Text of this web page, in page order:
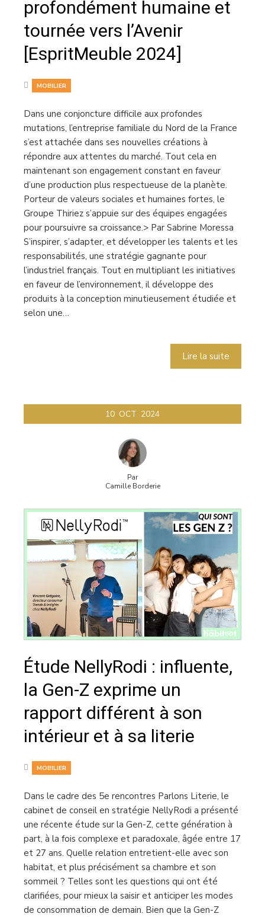
profondément humaine et
tournée vers l’Avenir
[EspritMeuble 2024]
MOBILIER
Dans une conjoncture difficile aux profondes
mutations, l’entreprise familiale du Nord de la France
s’est attachée dans ses nouvelles créations à
répondre aux attentes du marché. Tout cela en
maintenant son engagement constant en faveur
d’une production plus respectueuse de la planète.
Porteur de valeurs sociales et humaines fortes, le
Groupe Thiriez s’appuie sur des équipes engagées
pour poursuivre sa croissance.> Par Sabrine Moressa
S’inspirer, s’adapter, et développer les talents et les
responsabilités, une stratégie gagnante pour
l’industriel français. Tout en multipliant les initiatives
en faveur de l’environnement, il développe des
produits à la conception minutieusement étudiée et
selon une…
Lire la suite
10 OCT 2024
Par
Camille Borderie
Étude NellyRodi : influente,
la Gen-Z exprime un
rapport différent à son
intérieur et à sa literie
MOBILIER
Dans le cadre des 5e rencontres Parlons Literie, le
cabinet de conseil en stratégie NellyRodi a présenté
une récente étude sur la Gen-Z, cette génération à
part, à la fois complexe et paradoxale, âgée entre 17
et 27 ans. Quelle relation entretient-elle avec son
habitat, et plus précisément sa chambre et son
sommeil ? Telles sont les questions qui ont été
clarifiées, pour mieux la saisir et anticiper les modes
de consommation de demain. Bien que la Gen-Z